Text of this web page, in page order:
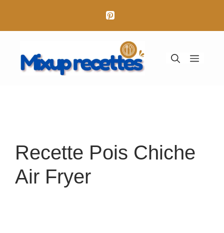
contenu
Menu
Recette Pois Chiche
Air Fryer